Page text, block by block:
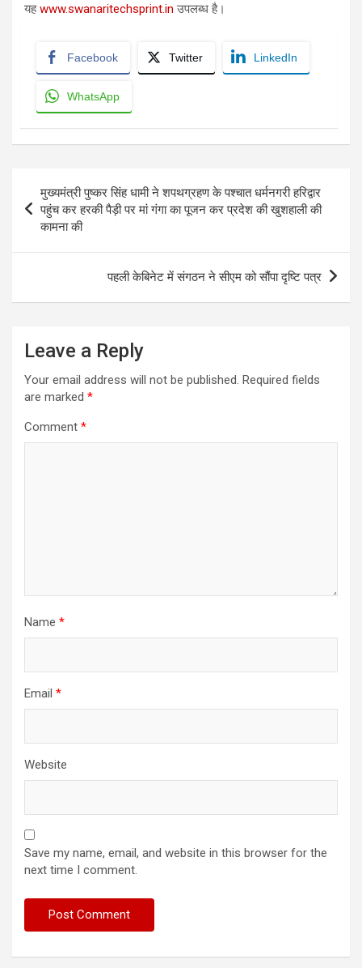
यहwww.swanaritechsprint.in उपलब्ध है।
Facebook Twitter LinkedIn
WhatsApp
navigation
मुख्यमंत्री पुष्कर सिंह धामी ने शपथग्रहण के पश्चात धर्मनगरी हरिद्वार
पहुंच कर हरकी पैड़ी पर मां गंगा का पूजन कर प्रदेश की खुशहाली की
कामना की
पहली केबिनेट में संगठन ने सीएम को सौंपा दृष्टि पत्र
Leave a Reply
Your email address will not be published. Required fields
are marked *
Comment *
Name *
Email *
Website
Save my name, email, and website in this browser for the
next time I comment.